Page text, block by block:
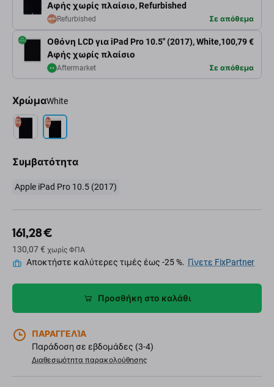
Αφής χωρίς πλαίσιο, Refurbished
Refurbished Σε απόθεμα
Οθόνη LCD για iPad Pro 10.5" (2017), White,
Αφής χωρίς πλαίσιο
100,79 €
Aftermarket Σε απόθεμα
ΧρώμαWhite
Συμβατότητα
Apple iPad Pro 10.5 (2017)
161,28 €
130,07 € χωρίς ΦΠΑ
Αποκτήστε καλύτερες τιμές έως -25 %. Γίνετε FixPartner
Προσθήκη στο καλάθι
ΠΑΡΑΓΓΕΛΊΑ
Παράδοση σε εβδομάδες (3-4)
Διαθεσιμότητα παρακολούθησης